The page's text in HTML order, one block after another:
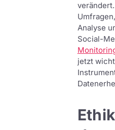
Analyse
Social-
jetzt